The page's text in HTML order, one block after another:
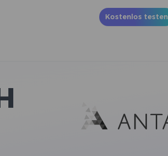
Kostenlos testen